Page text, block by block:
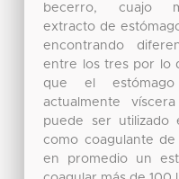
becerro, cuajo
extracto de
encontrando
entre los tres por lo
que el
actualmente
puede ser utilizado
como coagulante de
en promedio un